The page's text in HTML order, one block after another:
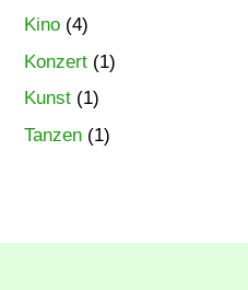
Kino (4)
Konzert (1)
Kunst (1)
Tanzen (1)